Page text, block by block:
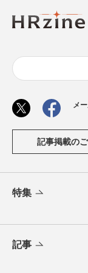
メ
記事掲載の
特集
記事